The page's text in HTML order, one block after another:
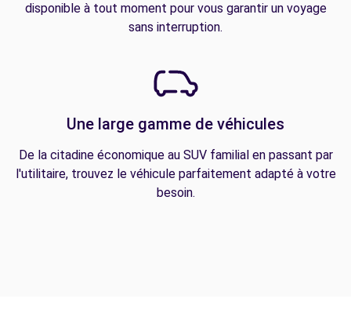
disponible à tout moment pour vous garantir un voyage
sans interruption.
Une large gamme de véhicules
De la citadine économique au SUV familial en passant par
l'utilitaire, trouvez le véhicule parfaitement adapté à votre
besoin.